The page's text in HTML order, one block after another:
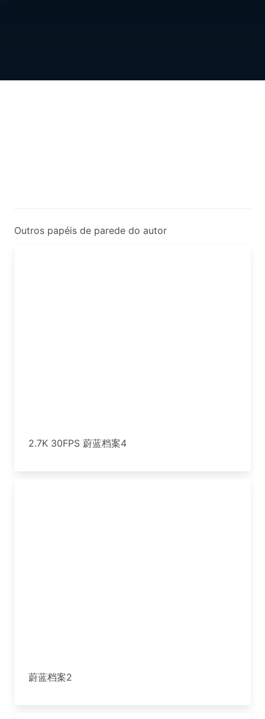
Outros papéis de parede do autor
2.7K 30FPS 蔚蓝档案4
蔚蓝档案2